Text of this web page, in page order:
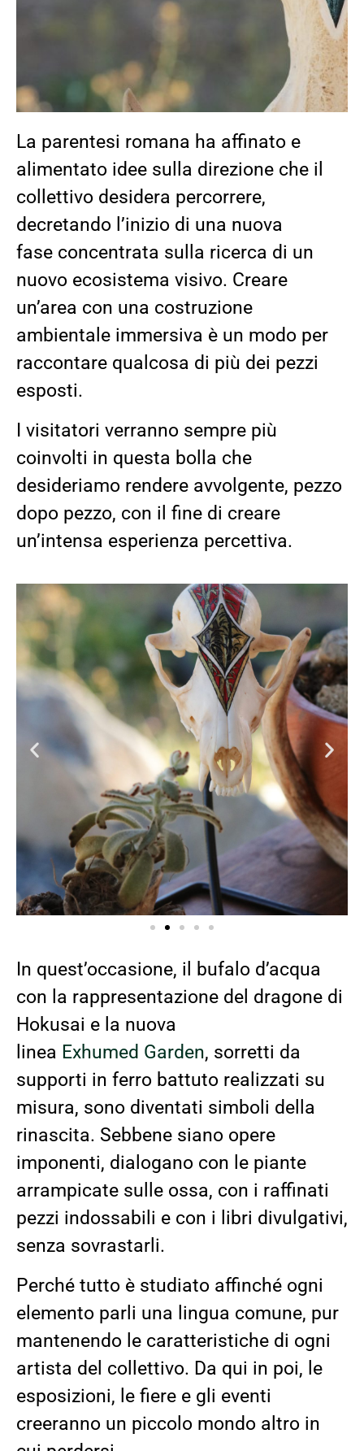
La parentesi romana ha affinato e
alimentato idee sul la direzione che il
collettivo desidera percorrere,
decretando l’inizio di una nuova
fase concentrata sulla ricerca di un
nuovo ecosistema visivo. Creare
un’area con una costruzione
ambientale immersiva è un modo per
raccontare qualcosa di più dei pezzi
esposti.
I visitatori verranno sempre più
coinvolti in questa bolla che
desideriamo rendere avvolgente, pezzo
dopo pezzo, con il fine di creare
un’intensa esperienza percettiva.
In quest’occasione, il bufalo d’acqua
con la rappresentazione del dragone di
Hokusai e la nuova
linea Exhumed Garden, sorretti da
supporti in ferro battuto realizzati su
misura, sono diventati simboli della
rinascita. Sebbene siano opere
imponenti, dialogano con le piante
arrampicate sulle ossa, con i raffinati
pezzi indossabili e con i libri divulgativi,
senza sovrastarli.
Perché tutto è studiato affinché ogni
elemento parli una lingua comune, pur
mantenendo le caratteristiche di ogni
artista del collettivo. Da qui in poi, le
esposizioni, le fiere e gli eventi
creeranno un piccolo mondo altro in